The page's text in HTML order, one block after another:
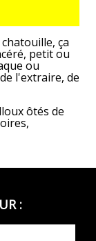
ça
petit ou
ou
l'extraire, de
ôtés de
: